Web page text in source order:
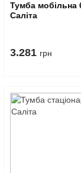
Тумба мобільна
Саліта
3.281 грн